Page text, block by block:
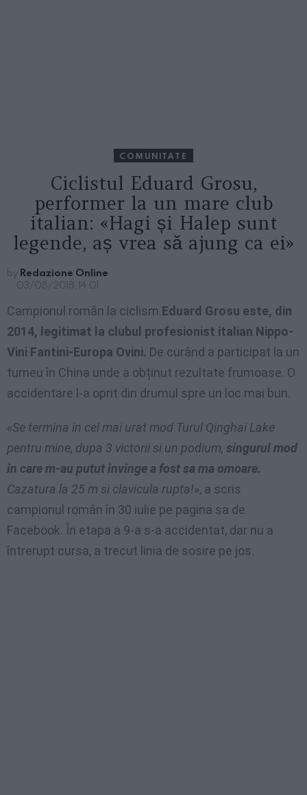
COMUNITATE
Ciclistul Eduard Grosu,
performer la un mare club
italian: «Hagi și Halep sunt
legende, aș vrea să ajung ca ei»
by Redazione Online
03/08/2018, 14:01
Campionul român la ciclism Eduard Grosu este, din
2014, legitimat la clubul profesionist italian Nippo-
Vini Fantini-Europa Ovini. De curând a participat la un
turneu în China unde a obținut rezultate frumoase. O
accidentare l-a oprit din drumul spre un loc mai bun.
«Se termina in cel mai urat mod Turul Qinghai Lake
pentru mine, dupa 3 victorii si un podium, singurul mod
in care m-au putut invinge a fost sa ma omoare.
Cazatura la 25 m si clavicula rupta!», a scris
campionul român în 30 iulie pe pagina sa de
Facebook. În etapa a 9-a s-a accidentat, dar nu a
întrerupt cursa, a trecut linia de sosire pe jos.